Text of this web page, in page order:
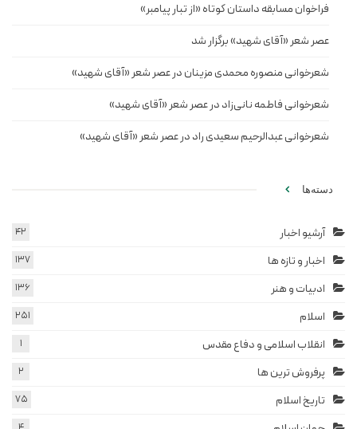
فراخوان مسابقه داستان کوتاه «از تبار پیامبر»
عصر شعر «آقای شهید» برگزار شد
شعرخوانی منصوره محمدی مزینان در عصر شعر «آقای شهید»
شعرخوانی فاطمه نانی‌زاد در عصر شعر «آقای شهید»
شعرخوانی عبدالرحیم سعیدی راد در عصر شعر «آقای شهید»
دسته‌ها
آرشیو اخبار 42
اخبار و تازه ها 137
ادبیات و هنر 136
اسلام 251
انقلاب اسلامی و دفاع مقدس 1
پرفروش ترین ها 2
تاریخ اسلام 75